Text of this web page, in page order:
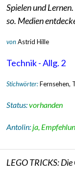
Spielen und
so. Medien
vonAstrid Hille
Technik - Allg. 2
Stichwörter:Fernsehen,
Status:vorhanden
Antolin: ja,
LEGO TRICKS: